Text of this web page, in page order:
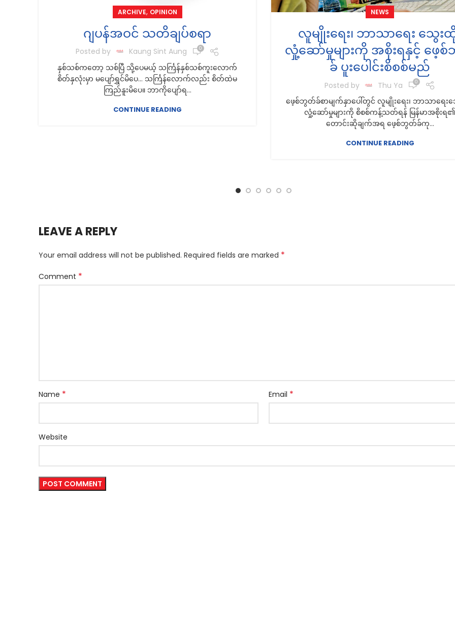
ARCHIVE, OPINION
ဂျပန်အဝင် သတိချပ်စရာ
Posted by Kaung Sint Aung 0
နှစ်သစ်ကတော့ သစ်ပြီ သို့ပေမယ့် သင်္ကြန်နှစ်သစ်ကူးလောက်
စိတ်နှလုံးမှာ မပျော်ရွှင်မိပေ… သင်္ကြန်လောက်လည်း စိတ်ထဲမ
ကြည်နူးမိပေ။ ဘာကိုပျော်ရ...
CONTINUE READING
NEWS
လူမျိုးရေး၊ ဘာသာရေး သွေး
လှုံ့ဆော်မှုများကို အစိုးရနှင့် ဖေ့
ခ် ပူးပေါင်းစိစစ်မည်
Posted by Thu Ya 0
ဖေ့စ်ဘွတ်ခ်စာမျက်နှာပေါ်တွင် လူမျိုးရေး၊ ဘာသာရေး
လှုံ့ဆော်မှုများကို စိစစ်ကန့်သတ်ရန် မြန်မာအစိုးရ၏
တောင်းဆိုချက်အရ ဖေ့စ်ဘွတ်ခ်ကု...
CONTINUE READING
LEAVE A REPLY
Your email address will not be published. Required fields are marked *
Comment *
Name * Email *
Website